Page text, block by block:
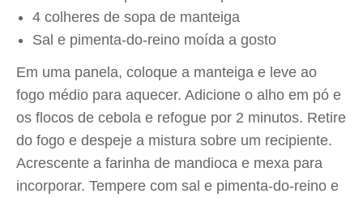
4 colheres de sopa de manteiga
Sal e pimenta-do-reino moída a gosto
Em uma panela, coloque a manteiga e leve ao
fogo médio para aquecer. Adicione o alho em pó e
os flocos de cebola e refogue por 2 minutos. Retire
do fogo e despeje a mistura sobre um recipiente.
Acrescente a farinha de mandioca e mexa para
incorporar. Tempere com sal e pimenta-do-reino e